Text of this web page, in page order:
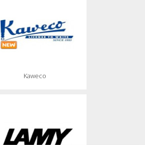
Kaweco